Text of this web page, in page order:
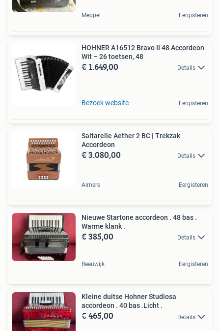
Meppel Eergisteren
HOHNER A16512 Bravo II 48 Accordeon
Wit – 26 toetsen, 48
€ 1.649,00 Details
Bezoek website Eergisteren
Saltarelle Aether 2 BC | Trekzak
Accordeon
€ 3.080,00 Details
Almere Eergisteren
Nieuwe Startone accordeon . 48 bas .
Warme klank .
€ 385,00 Details
Reeuwijk Eergisteren
Kleine duitse Hohner Studiosa
accordeon . 40 bas .Licht .
€ 465,00 Details